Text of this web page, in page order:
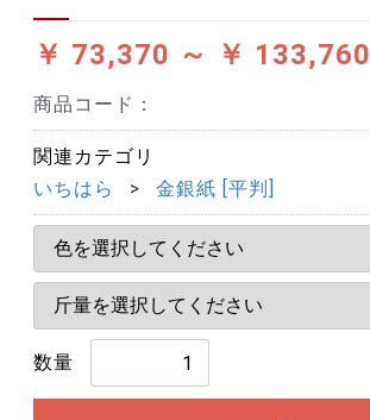
￥ 73,370 ～ ￥ 133,760
商品コード：
関連カテゴリ
いちはら
金銀紙 [平判]
数量